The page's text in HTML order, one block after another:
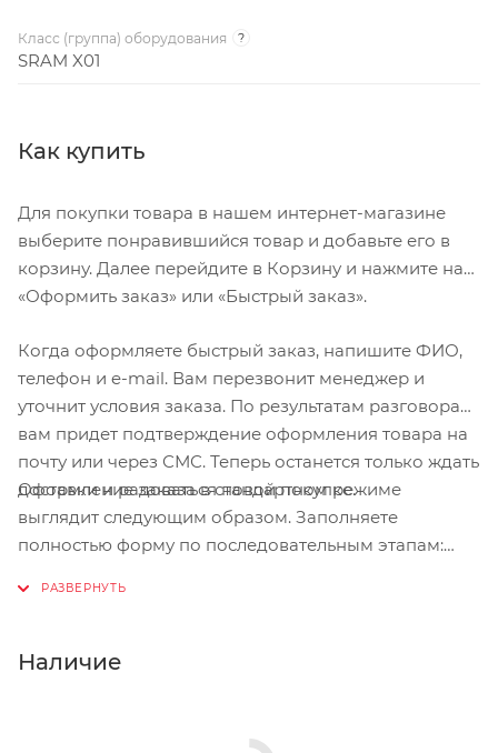
Класс (группа) оборудования ?
SRAM X01
Как купить
Для покупки товара в нашем интернет-магазине
выберите понравившийся товар и добавьте его в
корзину. Далее перейдите в Корзину и нажмите на
«Оформить заказ» или «Быстрый заказ».
Когда оформляете быстрый заказ, напишите ФИО,
телефон и e-mail. Вам перезвонит менеджер и
уточнит условия заказа. По результатам разговора
вам придет подтверждение оформления товара на
почту или через СМС. Теперь останется только ждать
доставки и радоваться новой покупке.
Оформление заказа в стандартном режиме
выглядит следующим образом. Заполняете
полностью форму по последовательным этапам:
Нажмите кнопку «Оформить заказ».
Наличие